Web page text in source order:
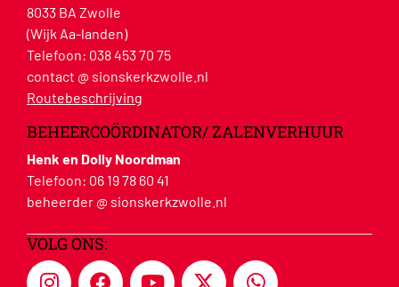
8033 BA Zwolle
(Wijk Aa-landen)
Telefoon: 038 453 70 75
contact @ sionskerkzwolle.nl
Routebeschrijving
BEHEERCOÖRDINATOR/ ZALENVERHUUR
Henk en Dolly Noordman
Telefoon: 06 19 78 60 41
beheerder @ sionskerkzwolle.nl
VOLG ONS: